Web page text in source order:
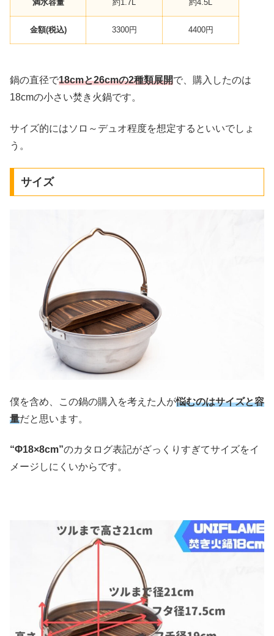
満水容量 約1.7L 約4.5L
金額(税込) 3300円 4400円
鍋の直径で18cmと26cmの2種類展開で、購入したのは
18cmの小さい焚き火鍋です。
サイズ的にはソロ～デュオ程度を想定するといいでしょ
う。
サイズ
僕を含め、この鍋の購入を考えた人が悩むのはサイズと容
量だと思います。
“Φ18×8cm”のカタログ表記がざっくりすぎてサイズをイ
メージしにくいからです。